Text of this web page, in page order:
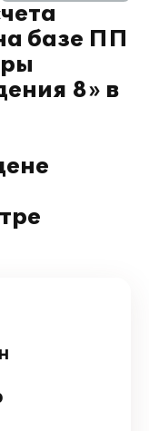
базе ПП
8» в